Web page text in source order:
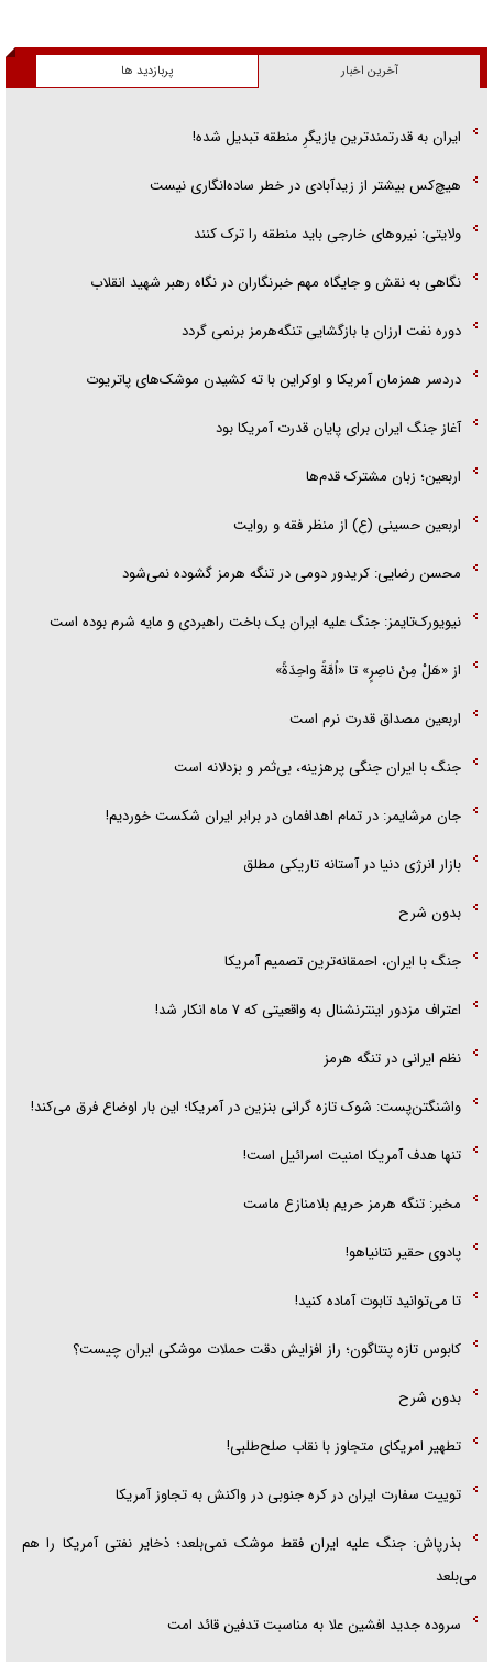
آخرین اخبار پربازدید ها
ایران به قدرتمندترین بازیگرِ منطقه تبدیل شده!
هیچ‌کس بیشتر از زیدآبادی در خطر ساده‌انگاری نیست
ولایتی: نیرو‌های خارجی باید منطقه را ترک کنند
نگاهی به نقش و جایگاه مهم خبرنگاران در نگاه رهبر شهید انقلاب
دوره نفت ارزان با بازگشایی تنگه‌هرمز برنمی گردد
دردسر همزمان آمریکا و اوکراین با ته کشیدن موشک‌های پاتریوت
آغاز جنگ ایران برای پایان قدرت آمریکا بود
اربعین؛ زبان مشترک قدم‌ها
اربعین حسینی (ع) از منظر فقه و روایت
محسن رضایی: کریدور دومی در تنگه هرمز گشوده نمی‌شود
نیویورک‌تایمز: جنگ علیه ایران یک باخت راهبردی و مایه شرم بوده است
از «هَلْ مِنْ ناصِرٍ» تا «اُمَّةً واحِدَةً»
اربعین مصداق قدرت نرم است
جنگ با ایران جنگی پرهزینه، بی‌ثمر و بزدلانه است
جان مرشایمر: در تمام اهدافمان در برابر ایران شکست خوردیم!
بازار انرژی دنیا در آستانه تاریکی مطلق
بدون شرح
جنگ با ایران، احمقانه‌ترین تصمیم آمریکا
اعتراف مزدور اینترنشنال به واقعیتی که ۷ ماه انکار شد!
نظم ایرانی در تنگه هرمز
واشنگتن‌پست: شوک تازه گرانی بنزین در آمریکا؛ این بار اوضاع فرق می‌کند!
تنها هدف آمریکا امنیت اسرائیل است!
مخبر: تنگه هرمز حریم بلامنازع ماست
پادوی حقیر نتانیاهو!
تا می‌توانید تابوت آماده کنید!
کابوس تازه پنتاگون؛ راز افزایش دقت حملات موشکی ایران چیست؟
بدون شرح
تطهیر امریکای متجاوز با نقاب صلح‌طلبی!
توییت سفارت ایران در کره جنوبی در واکنش به تجاوز آمریکا
بذرپاش: ‏جنگ علیه ایران فقط موشک نمی‌بلعد؛ ذخایر نفتی آمریکا را هم
می‌بلعد
سروده جدید افشین علا به مناسبت تدفین قائد امت